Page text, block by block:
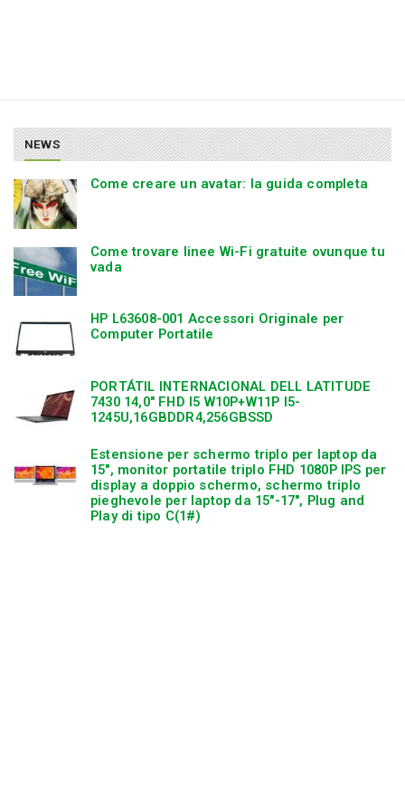
NEWS
Come creare un avatar: la guida completa
Come trovare linee Wi-Fi gratuite ovunque tu
vada
HP L63608-001 Accessori Originale per
Computer Portatile
PORTÁTIL INTERNACIONAL DELL LATITUDE
7430 14,0″ FHD I5 W10P+W11P I5-
1245U,16GBDDR4,256GBSSD
Estensione per schermo triplo per laptop da
15″, monitor portatile triplo FHD 1080P IPS per
display a doppio schermo, schermo triplo
pieghevole per laptop da 15″-17″, Plug and
Play di tipo C(1#)